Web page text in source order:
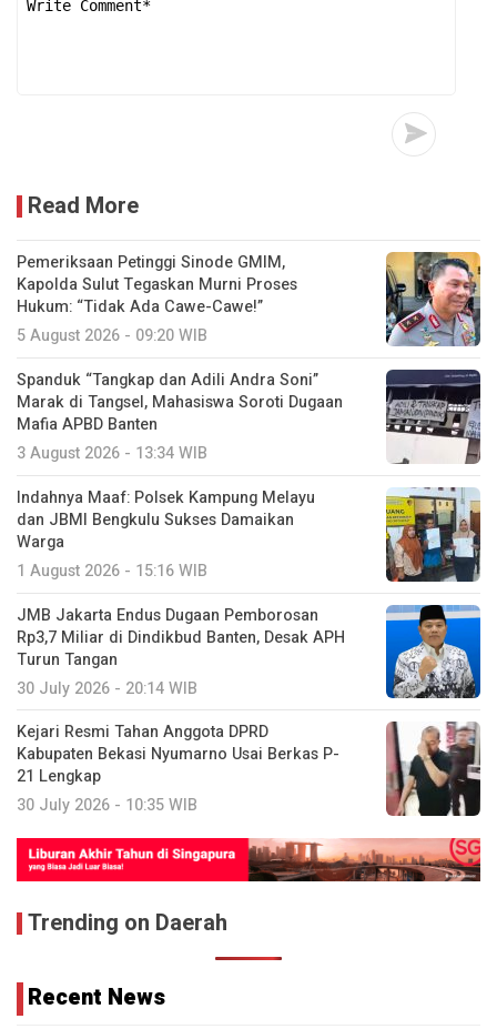
Read More
Pemeriksaan Petinggi Sinode GMIM,
Kapolda Sulut Tegaskan Murni Proses
Hukum: “Tidak Ada Cawe-Cawe!”
5 August 2026 - 09:20 WIB
Spanduk “Tangkap dan Adili Andra Soni”
Marak di Tangsel, Mahasiswa Soroti Dugaan
Mafia APBD Banten
3 August 2026 - 13:34 WIB
Indahnya Maaf: Polsek Kampung Melayu
dan JBMI Bengkulu Sukses Damaikan
Warga
1 August 2026 - 15:16 WIB
JMB Jakarta Endus Dugaan Pemborosan
Rp3,7 Miliar di Dindikbud Banten, Desak APH
Turun Tangan
30 July 2026 - 20:14 WIB
Kejari Resmi Tahan Anggota DPRD
Kabupaten Bekasi Nyumarno Usai Berkas P-
21 Lengkap
30 July 2026 - 10:35 WIB
Trending on Daerah
Recent News